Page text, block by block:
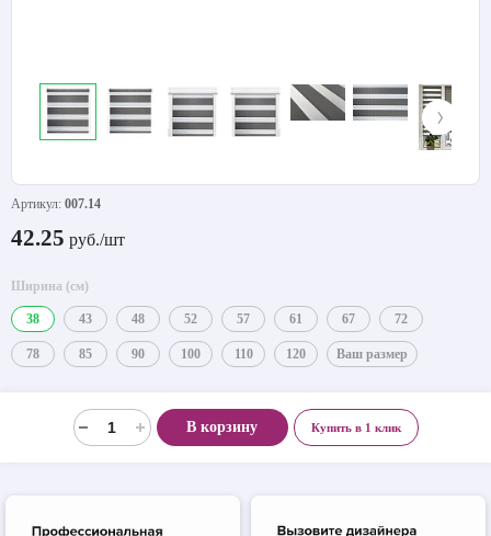
Артикул: 007.14
42.25 руб./шт
Ширина (см)
38 43 48 52 57 61 67 72
78 85 90 100 110 120 Ваш размер
В корзину Купить в 1 клик